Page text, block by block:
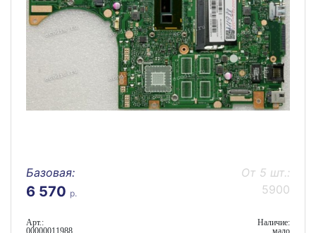
Базовая:
6 570 р.
От 5 шт.:
5900
Арт.:
00000011988
Наличие:
мало